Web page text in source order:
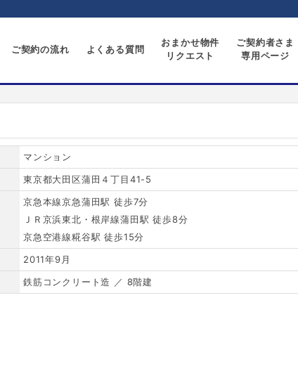
ご契約の流れ よくある質問
おまかせ物件
リクエスト
ご契約者さま
専用ページ
マンション
東京都大田区蒲田４丁目41-5
京急本線京急蒲田駅 徒歩7分
ＪＲ京浜東北・根岸線蒲田駅 徒歩8分
京急空港線糀谷駅 徒歩15分
2011年9月
鉄筋コンクリート造 ／ 8階建